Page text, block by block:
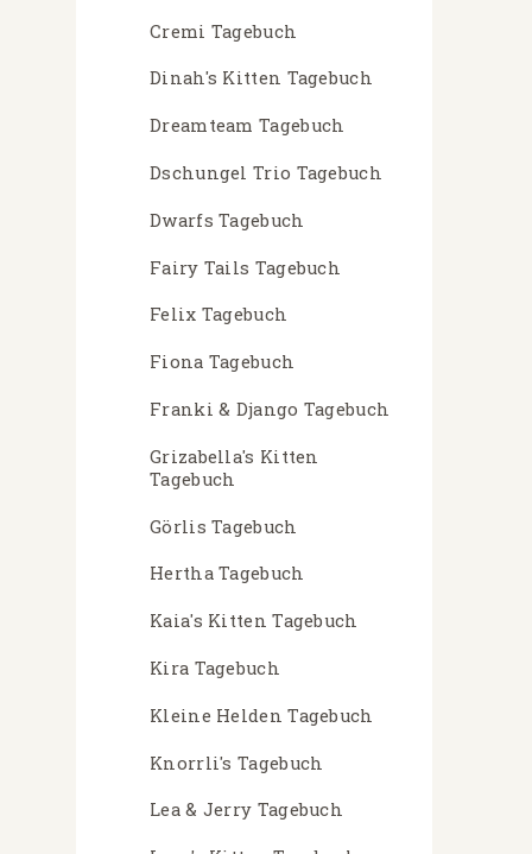
Cremi Tagebuch
Dinah's Kitten Tagebuch
Dreamteam Tagebuch
Dschungel Trio Tagebuch
Dwarfs Tagebuch
Fairy Tails Tagebuch
Felix Tagebuch
Fiona Tagebuch
Franki & Django Tagebuch
Grizabella's Kitten
Tagebuch
Görlis Tagebuch
Hertha Tagebuch
Kaia's Kitten Tagebuch
Kira Tagebuch
Kleine Helden Tagebuch
Knorrli's Tagebuch
Lea & Jerry Tagebuch